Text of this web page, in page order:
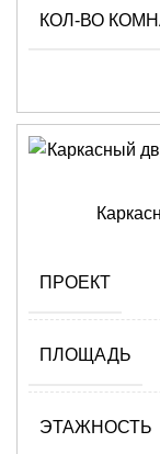
КОЛ-ВО
ПРОЕКТ
ПЛОЩАДЬ
ЭТАЖНОСТЬ